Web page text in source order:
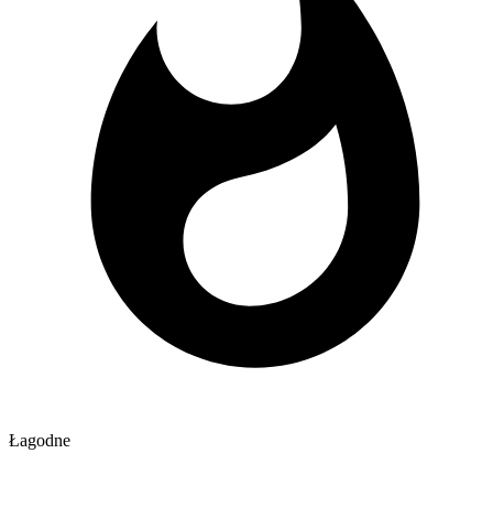
Łagodne